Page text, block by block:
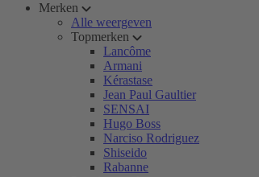
Merken
Alle weergeven
Topmerken
Lancôme
Armani
Kérastase
Jean Paul Gaultier
SENSAI
Hugo Boss
Narciso Rodriguez
Shiseido
Rabanne